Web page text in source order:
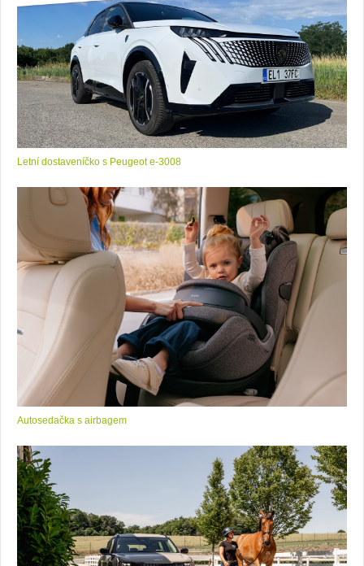
Letní dostaveníčko s Peugeot e-3008
Autosedačka s airbagem